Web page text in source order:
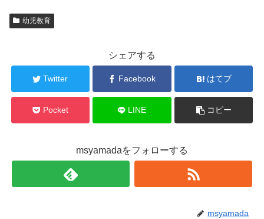
幼児教育
シェアする
Twitter Facebook はてブ
Pocket LINE コピー
msyamadaをフォローする
msyamada